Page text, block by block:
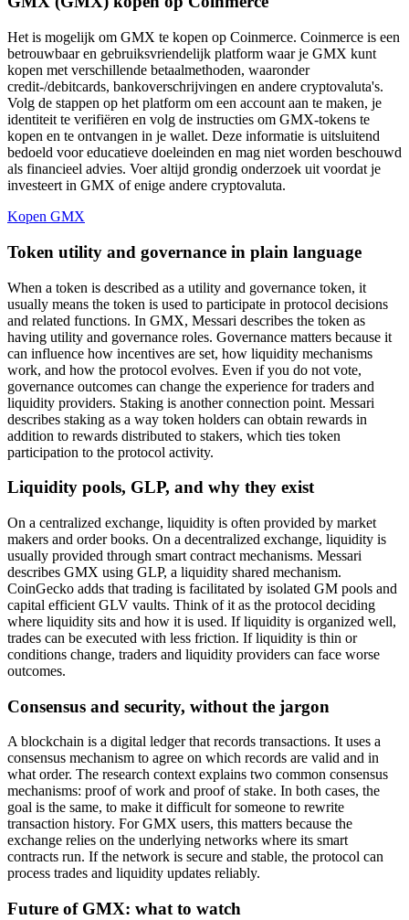
Het is mogelijk om GMX te kopen op Coinmerce. Coinmerce is een
betrouwbaar en gebruiksvriendelijk platform waar je GMX kunt
kopen met verschillende betaalmethoden, waaronder
credit-/debitcards, bankoverschrijvingen en andere cryptovaluta's.
Volg de stappen op het platform om een account aan te maken, je
identiteit te verifiëren en volg de instructies om GMX-tokens te
kopen en te ontvangen in je wallet. Deze informatie is uitsluitend
bedoeld voor educatieve doeleinden en mag niet worden beschouwd
als financieel advies. Voer altijd grondig onderzoek uit voordat je
investeert in GMX of enige andere cryptovaluta.
Kopen GMX
Token utility and governance in plain language
When a token is described as a utility and governance token, it
usually means the token is used to participate in protocol decisions
and related functions. In GMX, Messari describes the token as
having utility and governance roles. Governance matters because it
can influence how incentives are set, how liquidity mechanisms
work, and how the protocol evolves. Even if you do not vote,
governance outcomes can change the experience for traders and
liquidity providers. Staking is another connection point. Messari
describes staking as a way token holders can obtain rewards in
addition to rewards distributed to stakers, which ties token
participation to the protocol activity.
Liquidity pools, GLP, and why they exist
On a centralized exchange, liquidity is often provided by market
makers and order books. On a decentralized exchange, liquidity is
usually provided through smart contract mechanisms. Messari
describes GMX using GLP, a liquidity shared mechanism.
CoinGecko adds that trading is facilitated by isolated GM pools and
capital efficient GLV vaults. Think of it as the protocol deciding
where liquidity sits and how it is used. If liquidity is organized well,
trades can be executed with less friction. If liquidity is thin or
conditions change, traders and liquidity providers can face worse
outcomes.
Consensus and security, without the jargon
A blockchain is a digital ledger that records transactions. It uses a
consensus mechanism to agree on which records are valid and in
what order. The research context explains two common consensus
mechanisms: proof of work and proof of stake. In both cases, the
goal is the same, to make it difficult for someone to rewrite
transaction history. For GMX users, this matters because the
exchange relies on the underlying networks where its smart
contracts run. If the network is secure and stable, the protocol can
process trades and liquidity updates reliably.
Future of GMX: what to watch